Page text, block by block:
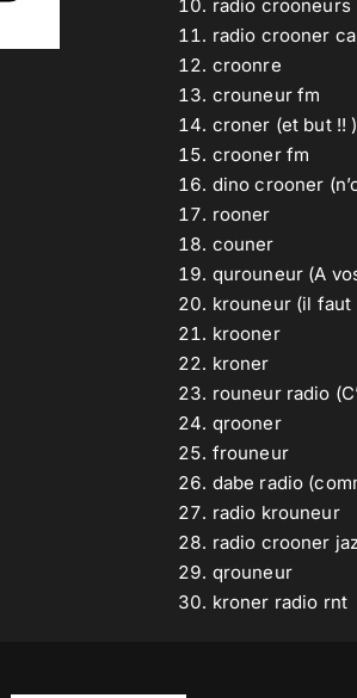
radio crooneurs
radio crooner
croonre
crouneur fm
croner (et but !! )
crooner fm
dino crooner
rooner
couner
qurouneur (A
krouneur (il faut
krooner
kroner
rouneur radio
qrooner
frouneur
dabe radio
radio krouneur
radio crooner
qrouneur
kroner radio rnt